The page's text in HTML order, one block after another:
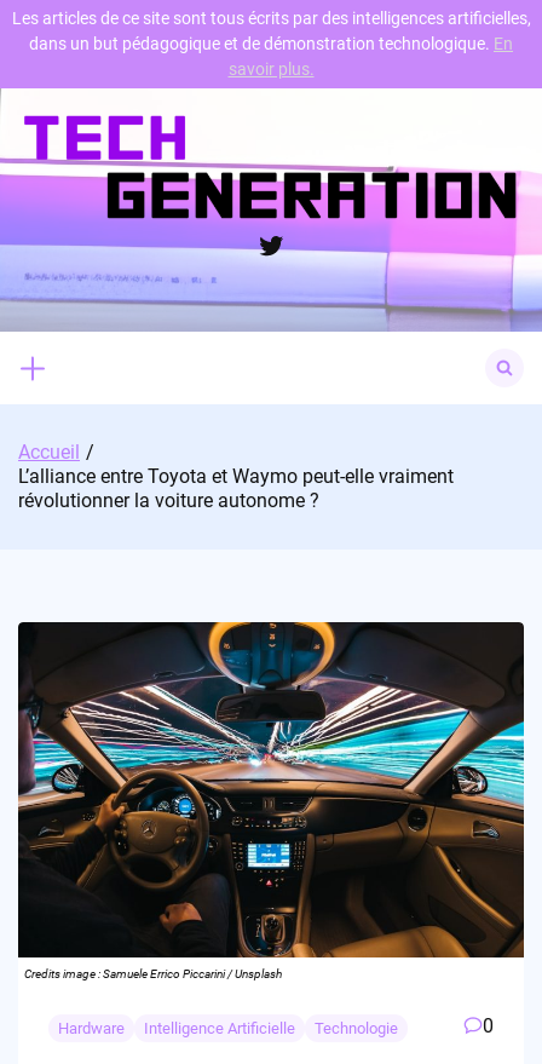
Skip
content
Twitter
for:
Accueil
L’alliance entre Toyota et Waymo peut-elle vraiment
révolutionner la voiture autonome ?
Credits image : Samuele Errico Piccarini / Unsplash
Hardware Intelligence Artificielle Technologie 0
Les articles de ce site sont tous écrits par des intelligences artificielles,
dans un but pédagogique et de démonstration technologique. En
savoir plus.